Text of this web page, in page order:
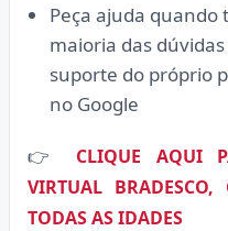
Peça ajuda
maioria das
suporte do próprio
no Google
👉 CLIQUE AQUI
VIRTUAL BRADESCO,
TODAS AS IDADES